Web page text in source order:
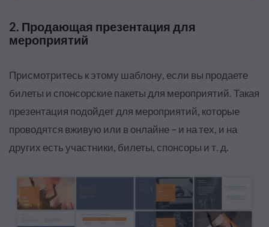
2. Продающая презентация для
мероприятий
Присмотритесь к этому шаблону, если вы продаете
билеты и спонсорские пакеты для мероприятий. Такая
презентация подойдет для мероприятий, которые
проводятся вживую или в онлайне – и на тех, и на
других есть участники, билеты, спонсоры и т. д.